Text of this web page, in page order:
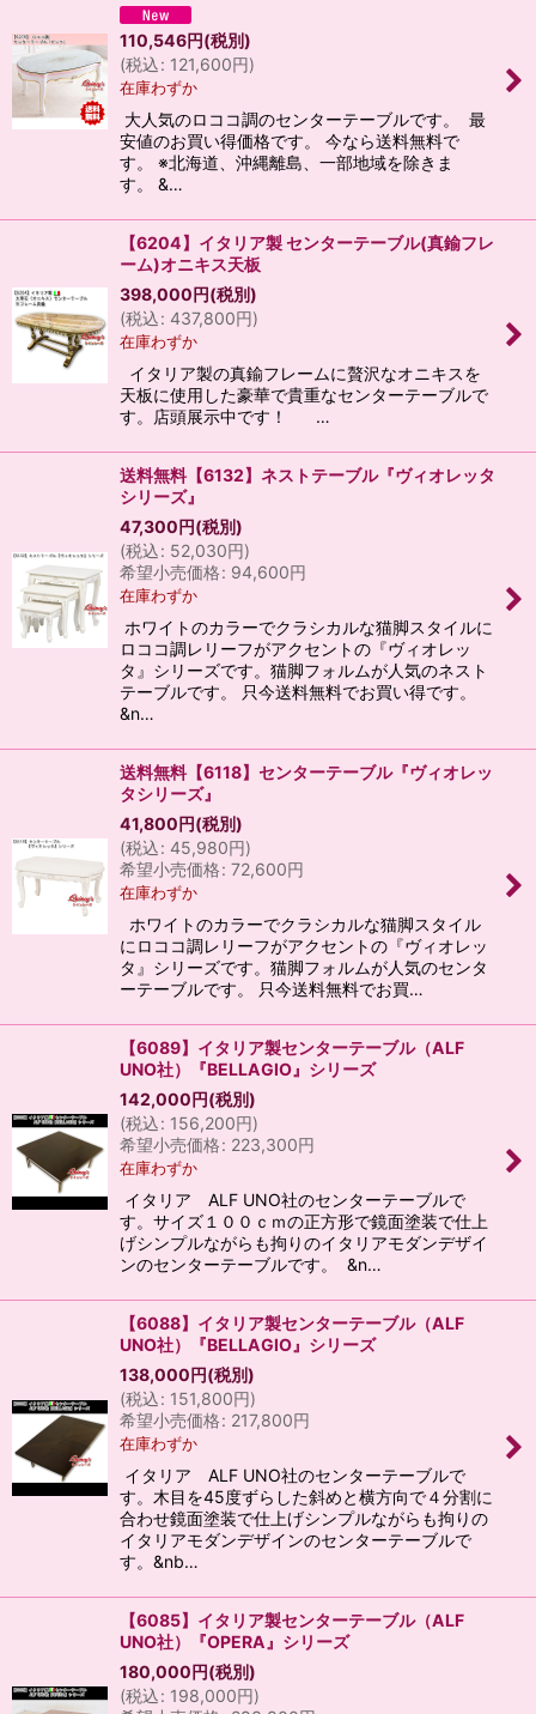
絞り込む
110,546円(税別)
(税込: 121,600円)
在庫わずか
大人気のロココ調のセンターテーブルです。 最
安値のお買い得価格です。 今なら送料無料で
す。 ※北海道、沖縄離島、一部地域を除きま
す。 &…
【6204】イタリア製 センターテーブル(真鍮フレ
ーム)オニキス天板
398,000円(税別)
(税込: 437,800円)
在庫わずか
イタリア製の真鍮フレームに贅沢なオニキスを
天板に使用した豪華で貴重なセンターテーブルで
す。店頭展示中です！ …
送料無料【6132】ネストテーブル『ヴィオレッタ
シリーズ』
47,300円(税別)
(税込: 52,030円)
希望小売価格: 94,600円
在庫わずか
ホワイトのカラーでクラシカルな猫脚スタイルに
ロココ調レリーフがアクセントの『ヴィオレッ
タ』シリーズです。猫脚フォルムが人気のネスト
テーブルです。 只今送料無料でお買い得です。
&n…
送料無料【6118】センターテーブル『ヴィオレッ
タシリーズ』
41,800円(税別)
(税込: 45,980円)
希望小売価格: 72,600円
在庫わずか
ホワイトのカラーでクラシカルな猫脚スタイル
にロココ調レリーフがアクセントの『ヴィオレッ
タ』シリーズです。猫脚フォルムが人気のセンタ
ーテーブルです。 只今送料無料でお買…
【6089】イタリア製センターテーブル（ALF
UNO社）『BELLAGIO』シリーズ
142,000円(税別)
(税込: 156,200円)
希望小売価格: 223,300円
在庫わずか
イタリア ALF UNO社のセンターテーブルで
す。サイズ１００ｃｍの正方形で鏡面塗装で仕上
げシンプルながらも拘りのイタリアモダンデザイ
ンのセンターテーブルです。 &n…
【6088】イタリア製センターテーブル（ALF
UNO社）『BELLAGIO』シリーズ
138,000円(税別)
(税込: 151,800円)
希望小売価格: 217,800円
在庫わずか
イタリア ALF UNO社のセンターテーブルで
す。木目を45度ずらした斜めと横方向で４分割に
合わせ鏡面塗装で仕上げシンプルながらも拘りの
イタリアモダンデザインのセンターテーブルで
す。&nb…
【6085】イタリア製センターテーブル（ALF
UNO社）『OPERA』シリーズ
180,000円(税別)
(税込: 198,000円)